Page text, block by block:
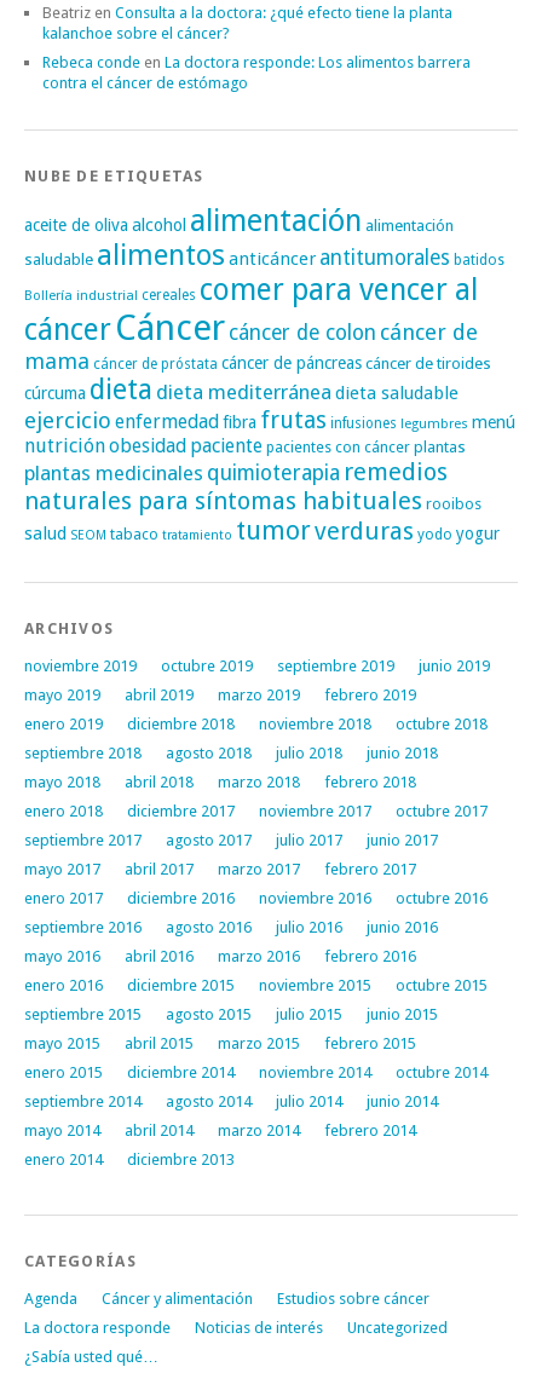
Beatriz en Consulta a la doctora: ¿qué efecto tiene la planta
kalanchoe sobre el cáncer?
Rebeca conde en La doctora responde: Los alimentos barrera
contra el cáncer de estómago
NUBE DE ETIQUETAS
aceite de oliva alcohol alimentación alimentación
saludable alimentos anticáncer antitumorales batidos
Bollería industrial cereales comer para vencer al
cáncerCáncer cáncer de colon cáncer de
mama cáncer de próstata cáncer de páncreascáncer de tiroides
cúrcuma dieta dieta mediterránea dieta saludable
ejercicio enfermedadfibra frutas infusiones legumbres menú
nutriciónobesidad paciente pacientes con cáncer plantas
plantas medicinales quimioterapia remedios
naturales para síntomas habituales rooibos
salud SEOM tabaco tratamiento tumorverduras yodo yogur
ARCHIVOS
noviembre 2019 octubre 2019 septiembre 2019
junio 2019
mayo 2019
abril 2019 marzo 2019
febrero 2019
enero 2019
diciembre 2018 noviembre 2018
octubre 2018
septiembre 2018
agosto 2018 julio 2018
junio 2018
mayo 2018
abril 2018 marzo 2018
febrero 2018
enero 2018
diciembre 2017 noviembre 2017
octubre 2017
septiembre 2017
agosto 2017 julio 2017
junio 2017
mayo 2017
abril 2017 marzo 2017
febrero 2017
enero 2017
diciembre 2016 noviembre 2016
octubre 2016
septiembre 2016
agosto 2016 julio 2016
junio 2016
mayo 2016
abril 2016 marzo 2016
febrero 2016
enero 2016
diciembre 2015 noviembre 2015
octubre 2015
septiembre 2015
agosto 2015 julio 2015
junio 2015
mayo 2015
abril 2015 marzo 2015
febrero 2015
enero 2015
diciembre 2014 noviembre 2014
octubre 2014
septiembre 2014
agosto 2014 julio 2014
junio 2014
mayo 2014
abril 2014 marzo 2014
febrero 2014
enero 2014
diciembre 2013
CATEGORÍAS
Agenda Cáncer y alimentación
Estudios sobre cáncer
La doctora responde
Noticias de interés
Uncategorized
¿Sabía usted qué…